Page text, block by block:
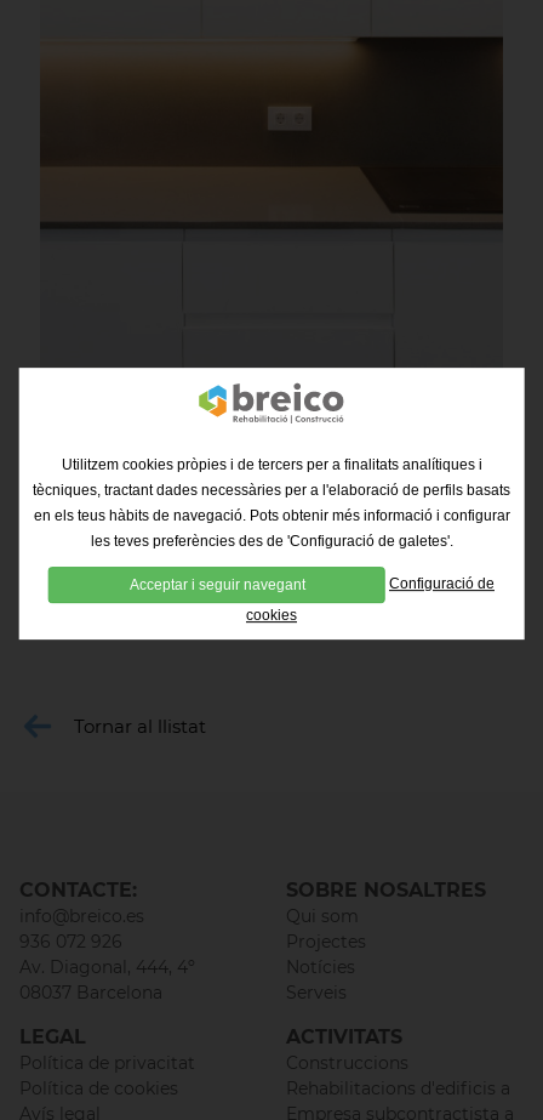
Tornar al llistat
CONTACTE:
info@breico.es
936 072 926
Av. Diagonal, 444, 4º
08037 Barcelona
SOBRE NOSALTRES
Qui som
Projectes
Notícies
Serveis
LEGAL
Política de privacitat
Política de cookies
Avís legal
ACTIVITATS
Construccions
Rehabilitacions d'edificis a
Empresa subcontractista a
Utilitzem cookies pròpies i de tercers per a finalitats analítiques i
tècniques, tractant dades necessàries per a l'elaboració de perfils basats
en els teus hàbits de navegació. Pots obtenir més informació i configurar
les teves preferències des de 'Configuració de galetes'.
Acceptar i seguir navegant
Configuració de
cookies